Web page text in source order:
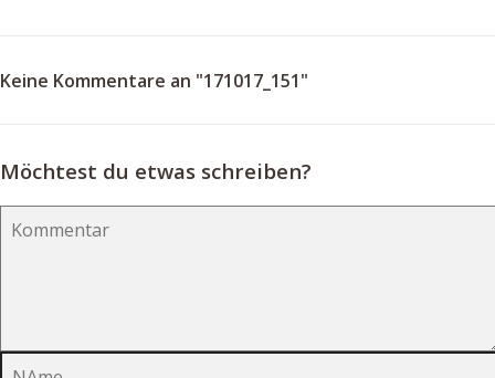
Keine Kommentare an "171017_151"
Möchtest du etwas schreiben?